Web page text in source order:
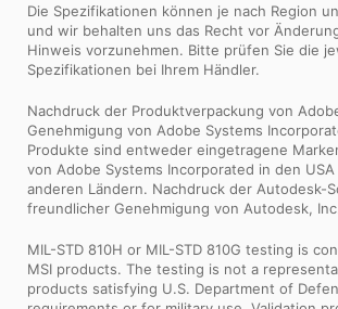
Die Spezifikationen können je nach Region
und wir behalten uns das Recht vor
Hinweis vorzunehmen. Bitte prüfen Sie die
Spezifikationen bei Ihrem Händler.
Nachdruck der Produktverpackung von
Genehmigung von Adobe Systems
Produkte sind entweder eingetragene
von Adobe Systems Incorporated in den
anderen Ländern. Nachdruck der Autodesk-
freundlicher Genehmigung von Autodesk,
MIL-STD 810H or MIL-STD 810G testing is
MSI products. The testing is not a
products satisfying U.S. Department of